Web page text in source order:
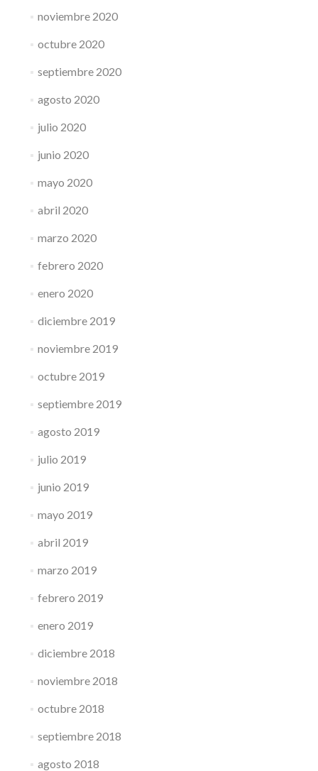
noviembre 2020
octubre 2020
septiembre 2020
agosto 2020
julio 2020
junio 2020
mayo 2020
abril 2020
marzo 2020
febrero 2020
enero 2020
diciembre 2019
noviembre 2019
octubre 2019
septiembre 2019
agosto 2019
julio 2019
junio 2019
mayo 2019
abril 2019
marzo 2019
febrero 2019
enero 2019
diciembre 2018
noviembre 2018
octubre 2018
septiembre 2018
agosto 2018